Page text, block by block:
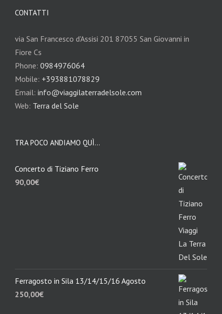
CONTATTI
via San Francesco d'Assisi 201 87055 San Giovanni in
Fiore Cs
Phone: 0984976064
Mobile: +393881078829
Email: info@viaggilaterradelsole.com
Web: Terra del Sole
TRA POCO ANDIAMO QUÌ…
Concerto di Tiziano Ferro
90,00€
Ferragosto in Sila 13/14/15/16 Agosto
250,00€